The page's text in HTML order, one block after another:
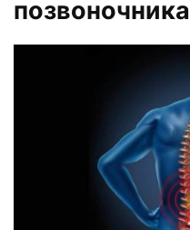
позвоночника